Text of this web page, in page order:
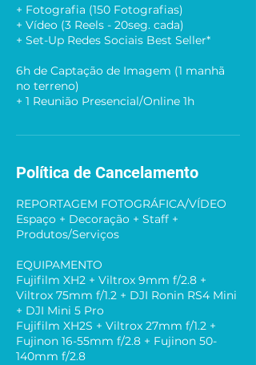
+ Fotografia (150 Fotografias)
+ Vídeo (3 Reels - 20seg. cada)
+ Set-Up Redes Sociais Best Seller*
6h de Captação de Imagem (1 manhã
no terreno)
+ 1 Reunião Presencial/Online 1h
Política de Cancelamento
REPORTAGEM FOTOGRÁFICA/VÍDEO
Espaço + Decoração + Staff +
Produtos/Serviços
EQUIPAMENTO
Fujifilm XH2 + Viltrox 9mm f/2.8 +
Viltrox 75mm f/1.2 + DJI Ronin RS4 Mini
+ DJI Mini 5 Pro
Fujifilm XH2S + Viltrox 27mm f/1.2 +
Fujinon 16-55mm f/2.8 + Fujinon 50-
140mm f/2.8